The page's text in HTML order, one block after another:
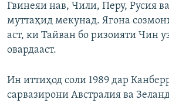
Гвинеяи нав, Чили, Перу, Русия
муттаҳид мекунад. Ягона
аст, ки Тайван бо ризоияти Чин
овардааст.
Ин иттиҳод соли 1989 дар
сарвазирони Австралия ва